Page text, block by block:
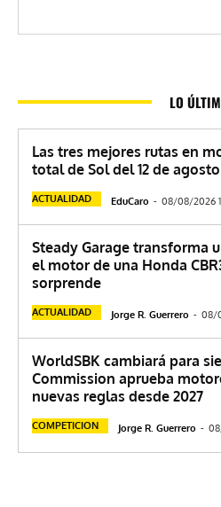
LO
Las tres mejores rutas en
total de Sol del 12 de agosto
ACTUALIDAD EduCaro - 08/08/2026
Steady Garage transforma
el motor de una Honda
sorprende
ACTUALIDAD Jorge R. Guerrero - 08/
WorldSBK cambiará para
Commission aprueba
nuevas reglas desde 2027
COMPETICION Jorge R. Guerrero -